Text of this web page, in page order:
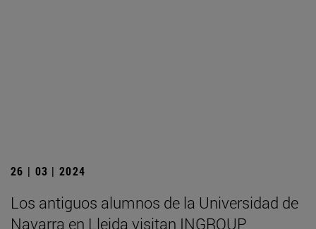
26 | 03 | 2024
Los antiguos alumnos de la Universidad de
Navarra en Lleida visitan INGROUP